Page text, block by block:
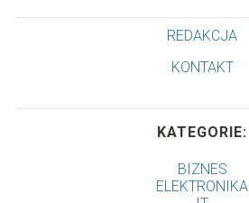
REDAKCJA
KONTAKT
KATEGORIE:
BIZNES
ELEKTRONIKA